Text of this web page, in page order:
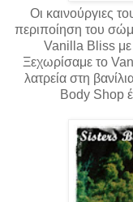
Οι καινούργιες
περιποίηση του
Vanilla Bliss με
Ξεχωρίσαμε το
λατρεία στη
Body Shop